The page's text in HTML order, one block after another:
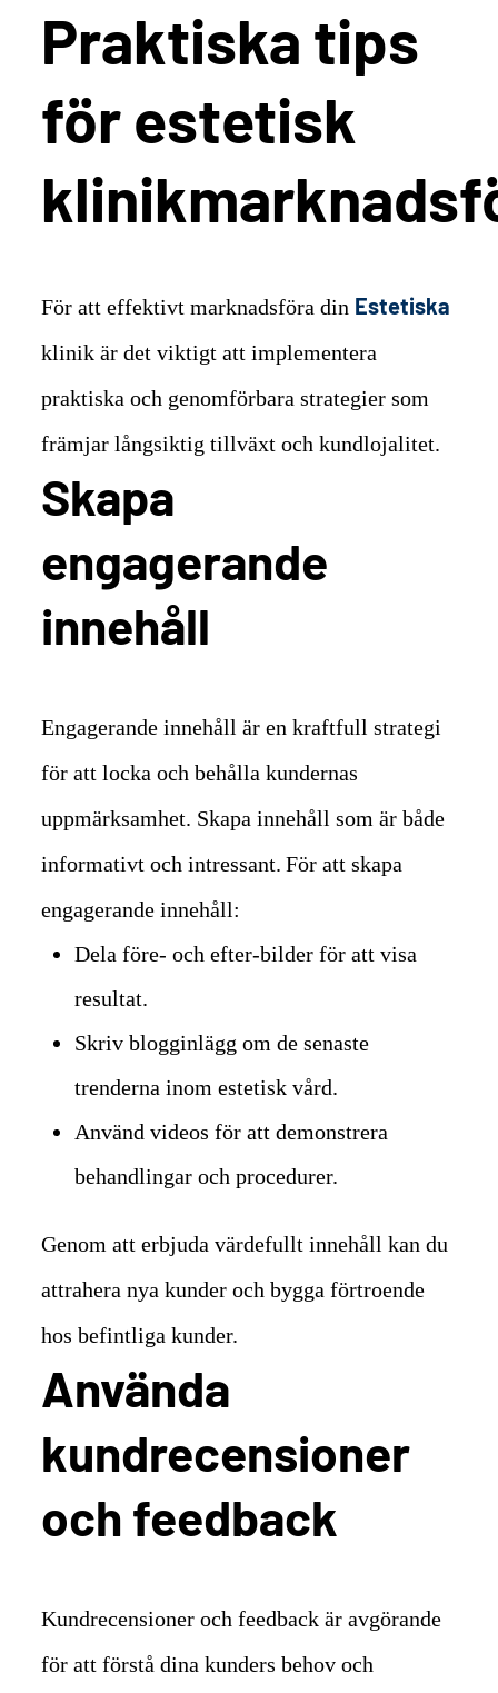
Praktiska tips
för estetisk
För att effektivt marknadsföra din Estetiska
klinik är det viktigt att implementera
praktiska och genomförbara strategier som
främjar långsiktig tillväxt och kundlojalitet.
Skapa
engagerande
innehåll
Engagerande innehåll är en kraftfull strategi
för att locka och behålla kundernas
uppmärksamhet. Skapa innehåll som är både
informativt och intressant. För att skapa
engagerande innehåll:
Dela före- och efter-bilder för att visa
resultat.
Skriv blogginlägg om de senaste
trenderna inom estetisk vård.
Använd videos för att demonstrera
behandlingar och procedurer.
Genom att erbjuda värdefullt innehåll kan du
attrahera nya kunder och bygga förtroende
hos befintliga kunder.
Använda
kundrecensioner
och feedback
Kundrecensioner och feedback är avgörande
för att förstå dina kunders behov och